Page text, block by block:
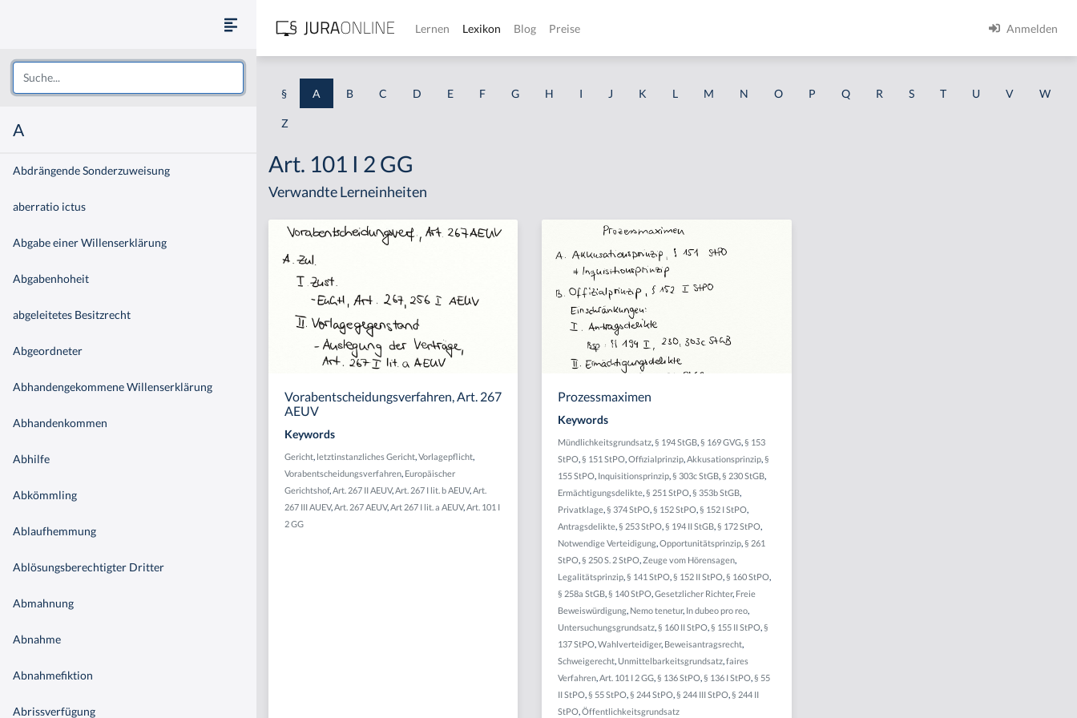
A
Abdrängende Sonderzuweisung
aberratio ictus
Abgabe einer Willenserklärung
Abgabenhoheit
abgeleitetes Besitzrecht
Abgeordneter
Abhandengekommene Willenserklärung
Abhandenkommen
Abhilfe
Abkömmling
Ablaufhemmung
Ablösungsberechtigter Dritter
Abmahnung
Abnahme
Abnahmefiktion
Abrissverfügung
Lernen Lexikon Blog Preise Anmelden
§ A B C D E F G H I J K L M N O P Q R S T U V W
Z
Art. 101 I 2 GG
Verwandte Lerneinheiten
Vorabentscheidungsverfahren, Art. 267
AEUV
Keywords
Gericht, letztinstanzliches Gericht,Vorlagepflicht,
Vorabentscheidungsverfahren, Europäischer
Gerichtshof,Art. 267 II AEUV,Art. 267 I lit. b AEUV,Art.
267 III AUEV,Art. 267 AEUV,Art 267 I lit. a AEUV,Art. 101 I
2 GG
Prozessmaximen
Keywords
Mündlichkeitsgrundsatz,§ 194 StGB,§ 169 GVG,§ 153
StPO,§ 151 StPO,Offizialprinzip,Akkusationsprinzip,§
155 StPO, Inquisitionsprinzip,§ 303c StGB,§ 230 StGB,
Ermächtigungsdelikte,§ 251 StPO,§ 353b StGB,
Privatklage,§ 374 StPO,§ 152 StPO,§ 152 I StPO,
Antragsdelikte,§ 253 StPO,§ 194 II StGB,§ 172 StPO,
Notwendige Verteidigung,Opportunitätsprinzip,§ 261
StPO,§ 250 S. 2 StPO,Zeuge vom Hörensagen,
Legalitätsprinzip,§ 141 StPO,§ 152 II StPO,§ 160 StPO,
§ 258a StGB,§ 140 StPO,Gesetzlicher Richter, Freie
Beweiswürdigung, Nemo tenetur, In dubeo pro reo,
Untersuchungsgrundsatz,§ 160 II StPO,§ 155 II StPO,§
137 StPO,Wahlverteidiger, Beweisantragsrecht,
Schweigerecht, Unmittelbarkeitsgrundsatz,faires
Verfahren,Art. 101 I 2 GG,§ 136 StPO,§ 136 I StPO,§ 55
II StPO,§ 55 StPO,§ 244 StPO,§ 244 III StPO,§ 244 II
StPO,Öffentlichkeitsgrundsatz